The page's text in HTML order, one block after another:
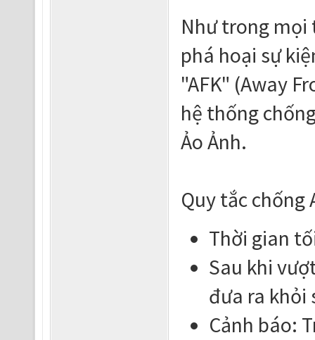
Như trong mọi
phá hoại sự
"AFK" (Away
hệ thống
Ảo Ảnh.
Quy tắc chống
Thời gian
Sau khi
đưa ra khỏi
Cảnh báo: